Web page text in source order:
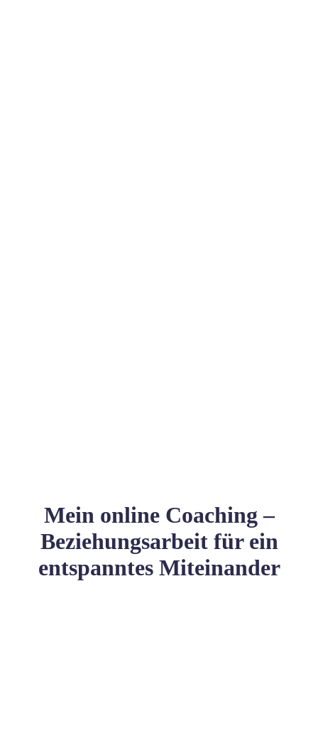
Mein online Coaching –
Beziehungsarbeit für ein
entspanntes Miteinander